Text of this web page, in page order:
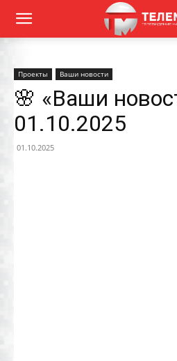
Проекты Ваши новости
🌸 «Ваши
01.10.2025
01.10.2025